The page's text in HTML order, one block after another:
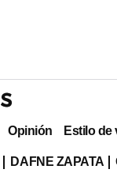
Opinión Estilo de
DAFNE ZAPATA